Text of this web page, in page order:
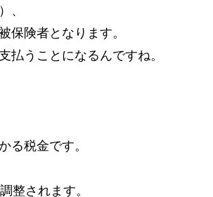
、
保険者となります。
払うことになるんですね。
る税金です。
整されます。